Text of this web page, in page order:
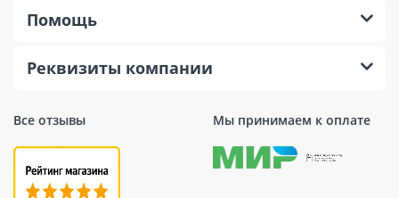
Все отзывы Мы принимаем к оплате
Помощь
Реквизиты компании